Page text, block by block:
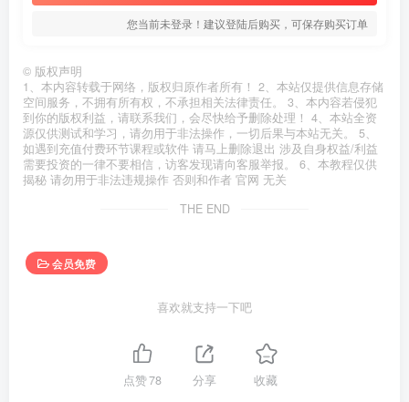
您当前未登录！建议登陆后购买，可保存购买订单
© 版权声明
1、本内容转载于网络，版权归原作者所有！ 2、本站仅提供信息存储
空间服务，不拥有所有权，不承担相关法律责任。 3、本内容若侵犯
到你的版权利益，请联系我们，会尽快给予删除处理！ 4、本站全资
源仅供测试和学习，请勿用于非法操作，一切后果与本站无关。 5、
如遇到充值付费环节课程或软件 请马上删除退出 涉及自身权益/利益
需要投资的一律不要相信，访客发现请向客服举报。 6、本教程仅供
揭秘 请勿用于非法违规操作 否则和作者 官网 无关
THE END
会员免费
喜欢就支持一下吧
点赞78 分享 收藏